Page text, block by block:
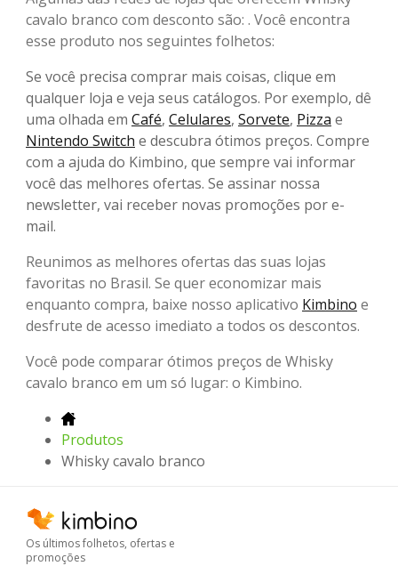
cavalo branco com desconto são: . Você encontra
esse produto nos seguintes folhetos:
Se você precisa comprar mais coisas, clique em
qualquer loja e veja seus catálogos. Por exemplo, dê
uma olhada em Café, Celulares, Sorvete, Pizza e
Nintendo Switch e descubra ótimos preços. Compre
com a ajuda do Kimbino, que sempre vai informar
você das melhores ofertas. Se assinar nossa
newsletter, vai receber novas promoções por e-
mail.
Reunimos as melhores ofertas das suas lojas
favoritas no Brasil. Se quer economizar mais
enquanto compra, baixe nosso aplicativo Kimbino e
desfrute de acesso imediato a todos os descontos.
Você pode comparar ótimos preços de Whisky
cavalo branco em um só lugar: o Kimbino.
Produtos
Whisky cavalo branco
Os últimos folhetos, ofertas e
promoções